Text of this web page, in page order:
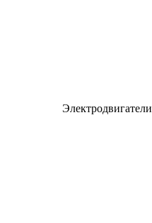
Электродвигатели